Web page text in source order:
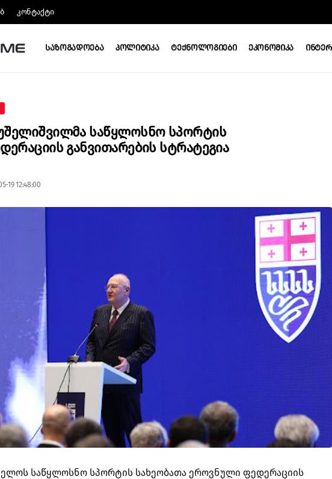
Კონტაქტი
Საზოგადოება Პოლიტიკა Ტექნოლოგიები Ეკონომიკა
Საწყლოსნო Სპორტის
Განვითარების Სტრატეგია
19 12:48:00
საწყლოსნო სპორტის სახეობათა ეროვნული ფედერაციის